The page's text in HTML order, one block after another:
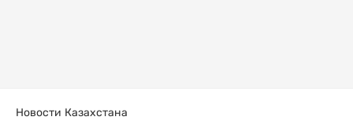
Новости Казахстана